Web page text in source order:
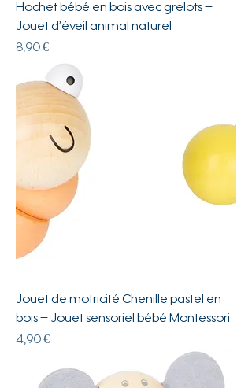
Hochet bébé en bois avec grelots –
Jouet d’éveil animal naturel
Prix
8,90 €
Jouet de motricité Chenille pastel en
bois – Jouet sensoriel bébé Montessori
Prix
4,90 €